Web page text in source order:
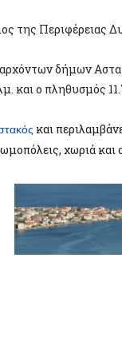
της Περιφέρειας
δήμων
και ο πληθυσμός
και
χωριά και